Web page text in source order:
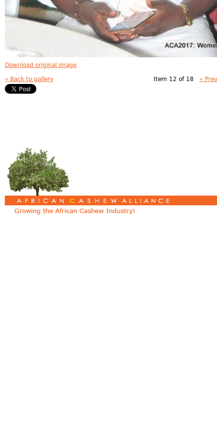
Download original image
« Back to gallery Item 12 of 18 «